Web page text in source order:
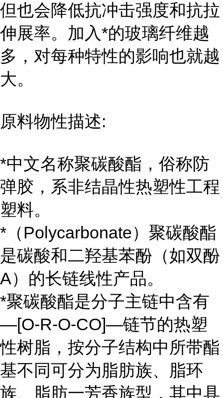
但也会降低抗冲击强度和抗拉
伸展率。加入*的玻璃纤维越
多，对每种特性的影响也就越
大。
原料物性描述:
*中文名称聚碳酸酯，俗称防
弹胶，系非结晶性热塑性工程
塑料。
*（Polycarbonate）聚碳酸酯
是碳酸和二羟基苯酚（如双酚
A）的长链线性产品。
*聚碳酸酯是分子主链中含有
—[O-R-O-CO]—链节的热塑
性树脂，按分子结构中所带酯
基不同可分为脂肪族、脂环
族、脂肪一芳香族型，其中具